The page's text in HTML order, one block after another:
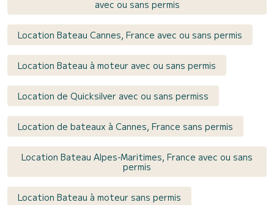
avec ou sans permis
Location Bateau Cannes, France avec ou sans permis
Location Bateau à moteur avec ou sans permis
Location de Quicksilver avec ou sans permiss
Location de bateaux à Cannes, France sans permis
Location Bateau Alpes-Maritimes, France avec ou sans
permis
Location Bateau à moteur sans permis